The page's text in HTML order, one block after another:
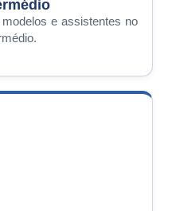
e assistentes no